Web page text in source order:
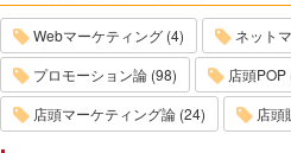
Webマーケティング (4)
ネット
プロモーション論 (98)
店頭POP
店頭マーケティング論 (24)
店頭